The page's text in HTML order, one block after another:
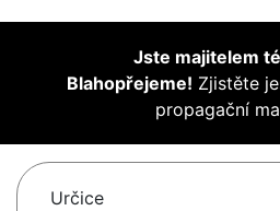
Jste majitelem
Blahopřejeme! Zjistěte
propagační
Určice